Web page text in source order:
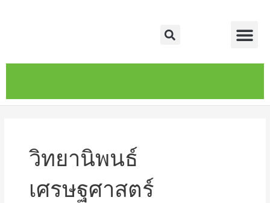
Search
วิทยานิพนธ์
เศรษฐศาสตร์